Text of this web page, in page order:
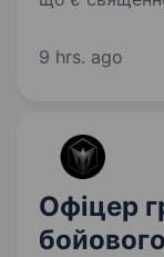
військового капелана;
9 hrs. ago
Офіцер